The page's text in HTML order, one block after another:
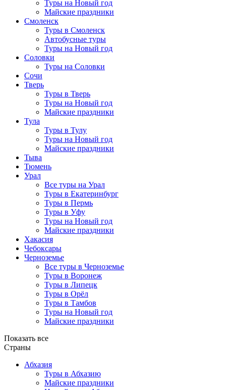
Туры на Новый год
Майские праздники
Смоленск
Туры в Смоленск
Автобусные туры
Туры на Новый год
Соловки
Туры на Соловки
Сочи
Тверь
Туры в Тверь
Туры на Новый год
Майские праздники
Тула
Туры в Тулу
Туры на Новый год
Майские праздники
Тыва
Тюмень
Урал
Все туры на Урал
Туры в Екатеринбург
Туры в Пермь
Туры в Уфу
Туры на Новый год
Майские праздники
Хакасия
Чебоксары
Черноземье
Все туры в Черноземье
Туры в Воронеж
Туры в Липецк
Туры в Орёл
Туры в Тамбов
Туры на Новый год
Майские праздники
Показать все
Страны
Абхазия
Туры в Абхазию
Майские праздники